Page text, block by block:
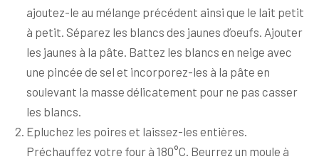
ajoutez-le au mélange précédent ainsi que le lait petit
à petit. Séparez les blancs des jaunes d’oeufs. Ajouter
les jaunes à la pâte. Battez les blancs en neige avec
une pincée de sel et incorporez-les à la pâte en
soulevant la masse délicatement pour ne pas casser
les blancs.
Epluchez les poires et laissez-les entières.
Préchauffez votre four à 180°C. Beurrez un moule à